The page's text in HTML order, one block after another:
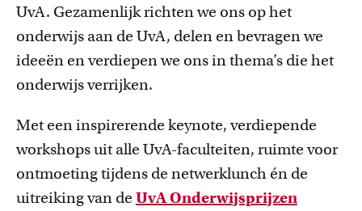
UvA. Gezamenlijk richten we ons op het
onderwijs aan de UvA, delen en bevragen we
ideeën en verdiepen we ons in thema’s die het
onderwijs verrijken.
Met een inspirerende keynote, verdiepende
workshops uit alle UvA-faculteiten, ruimte voor
ontmoeting tijdens de netwerklunch én de
uitreiking van de UvA Onderwijsprijzen